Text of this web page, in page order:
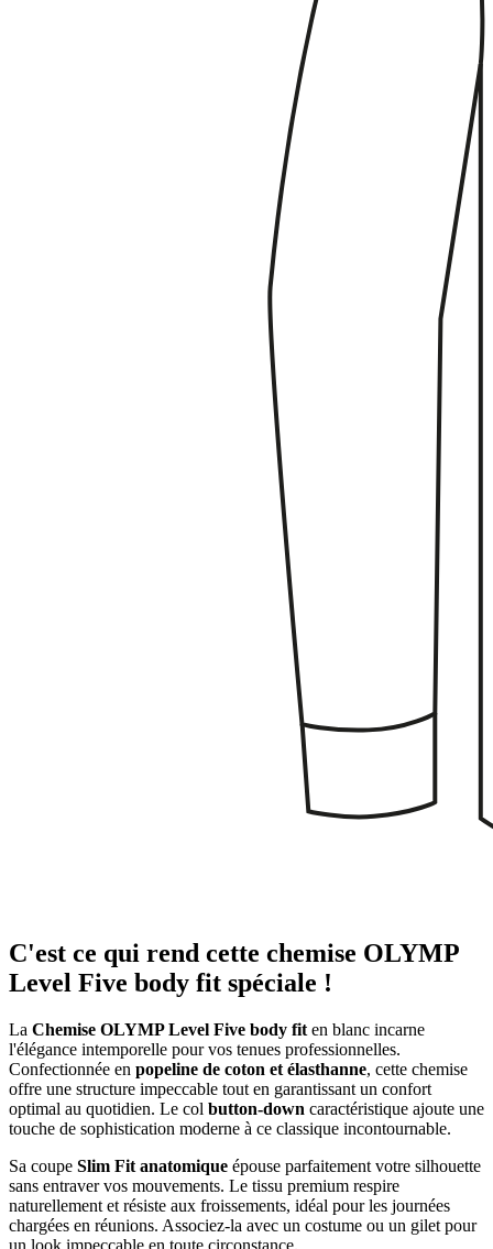
C'est ce qui rend cette chemise OLYMP
Level Five body fit spéciale !
La Chemise OLYMP Level Five body fit en blanc incarne
l'élégance intemporelle pour vos tenues professionnelles.
Confectionnée en popeline de coton et élasthanne, cette chemise
offre une structure impeccable tout en garantissant un confort
optimal au quotidien. Le col button-down caractéristique ajoute une
touche de sophistication moderne à ce classique incontournable.
Sa coupe Slim Fit anatomique épouse parfaitement votre silhouette
sans entraver vos mouvements. Le tissu premium respire
naturellement et résiste aux froissements, idéal pour les journées
chargées en réunions. Associez-la avec un costume ou un gilet pour
un look impeccable en toute circonstance.